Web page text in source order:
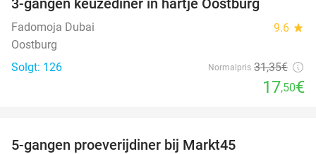
Fadomoja Dubai 9.6 star
Oostburg
Solgt: 126
Normalpris 31,35€
17,50€
5-gangen proeverijdiner bij Markt45